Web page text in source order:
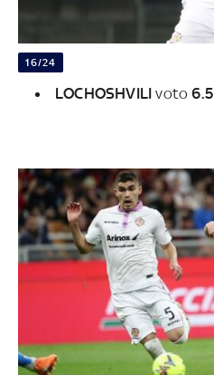
16/24
LOCHOSHVILIvoto6.5